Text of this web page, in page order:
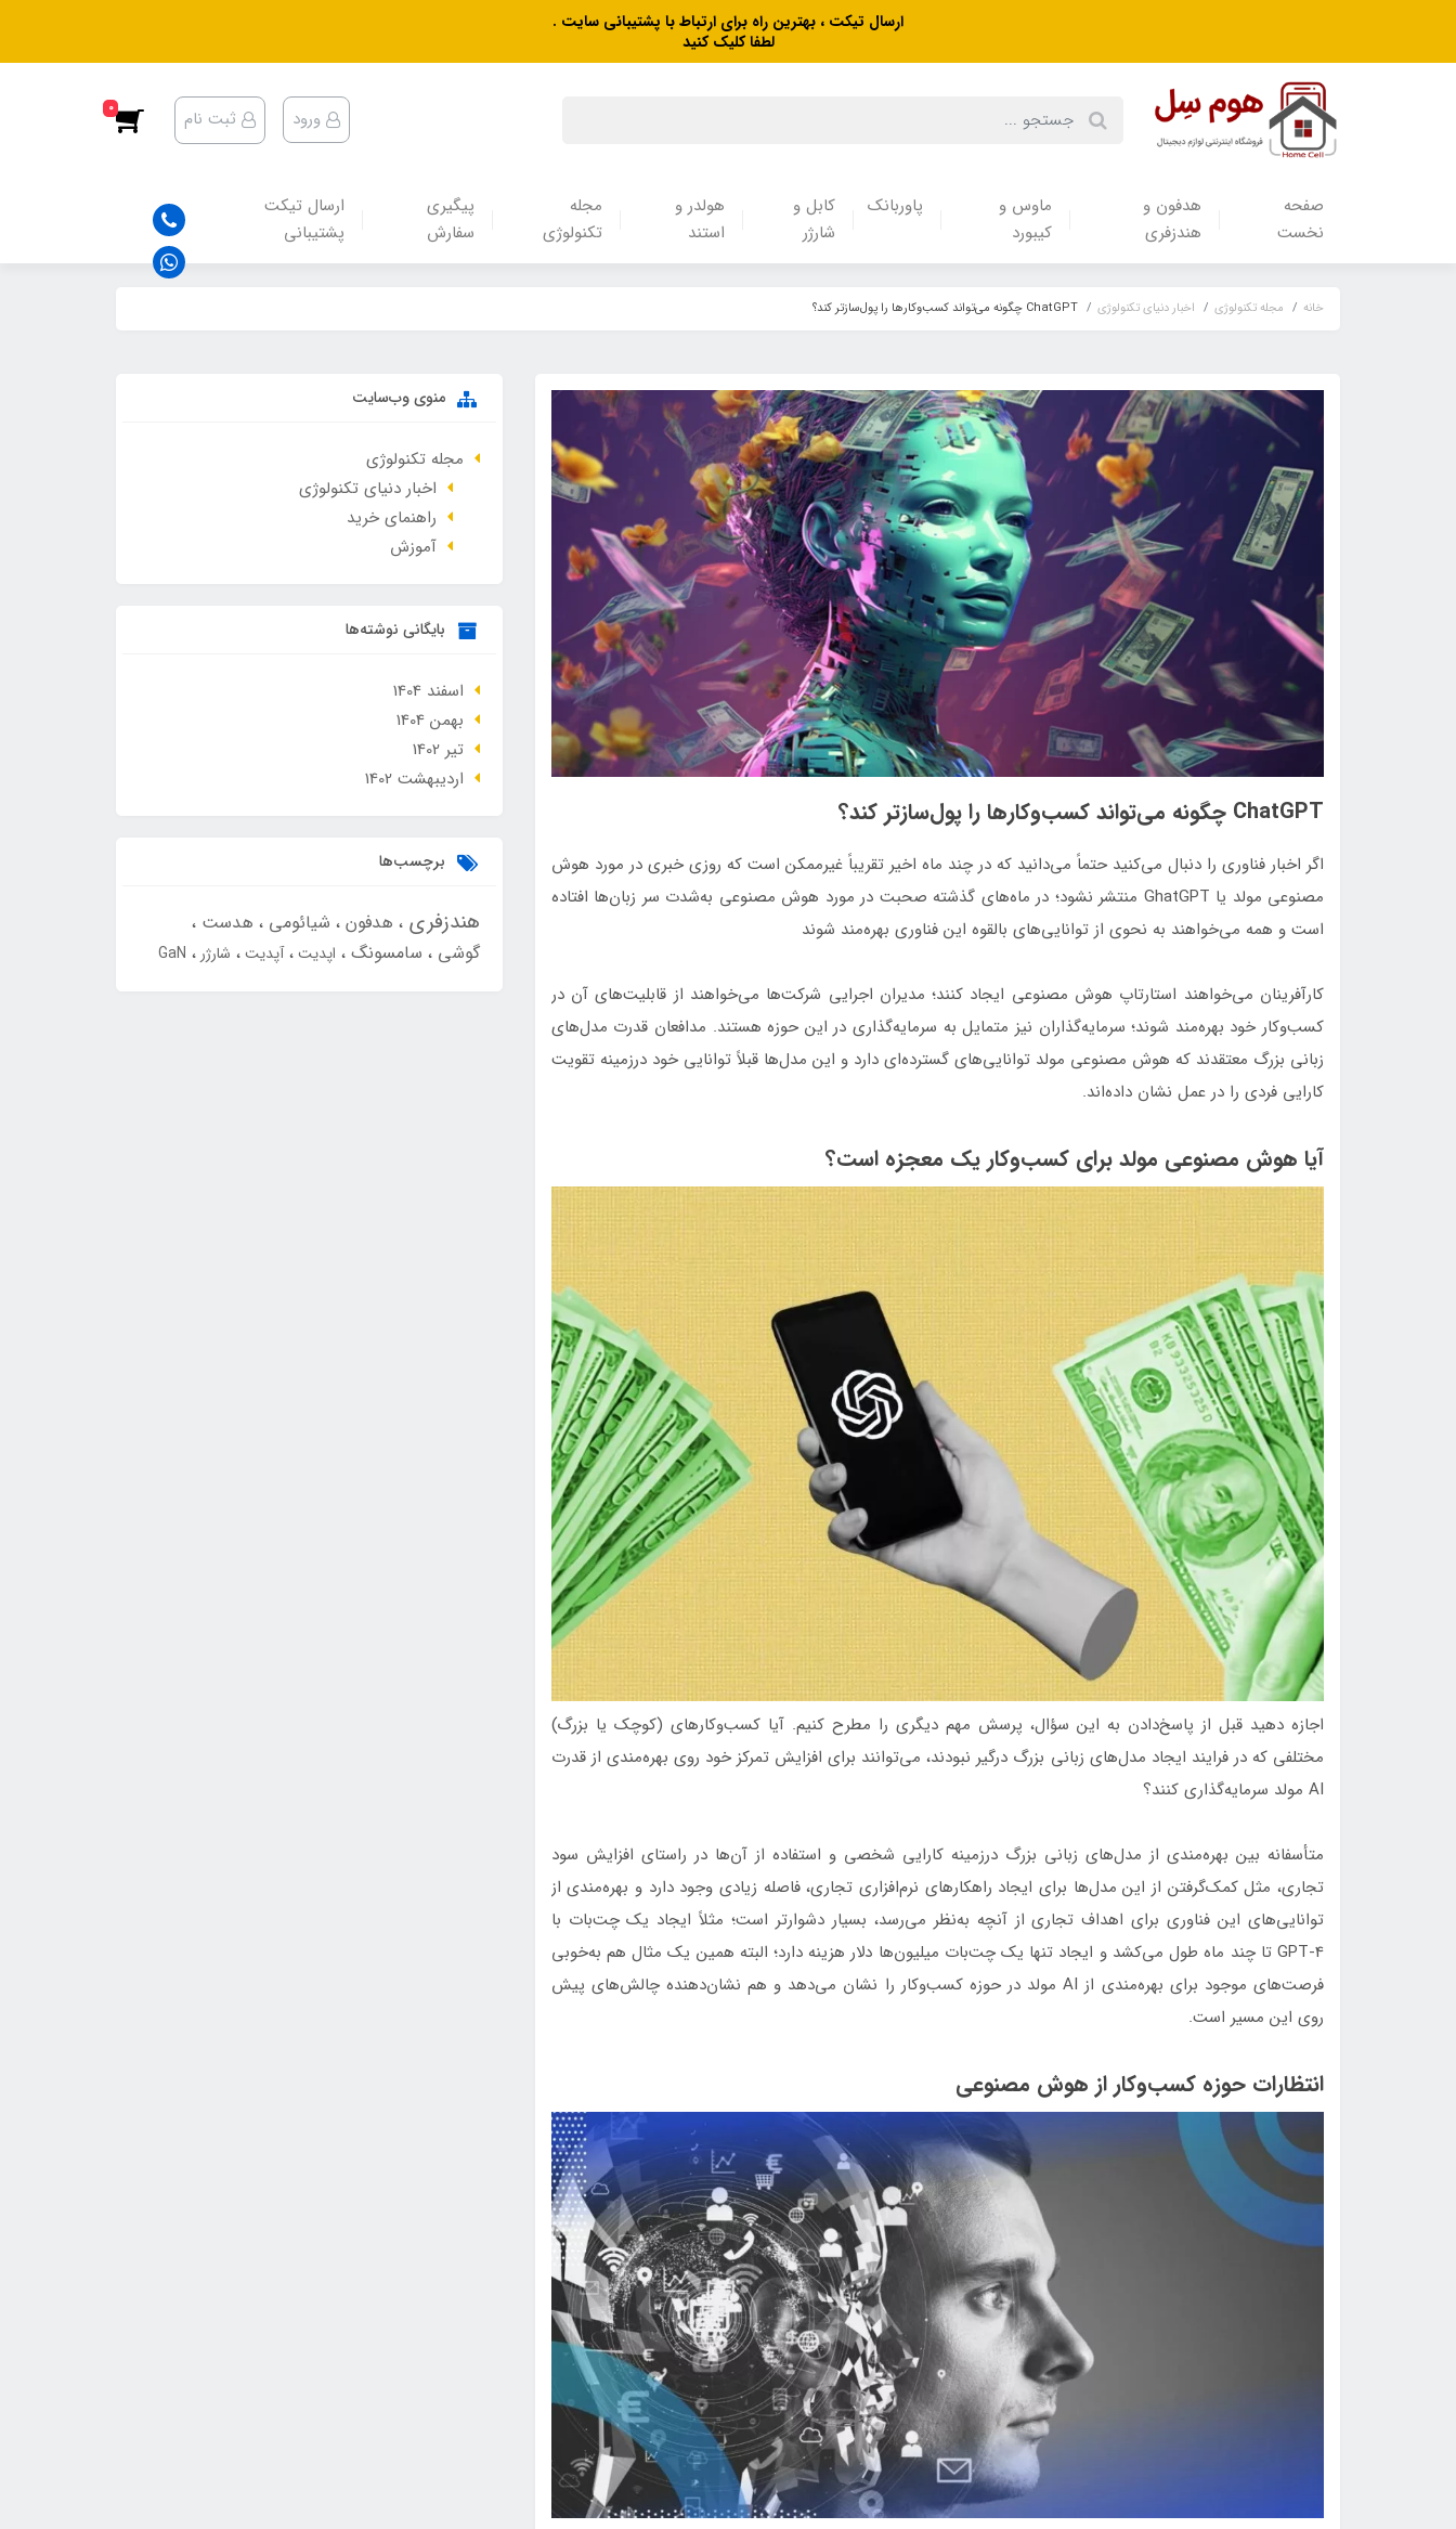
ارسال تیکت ، بهترین راه برای ارتباط با پشتیبانی سایت .
لطفا کلیک کنید
ورود ثبت نام 0
صفحه
نخست
هدفون‌ و‌
هندزفری
ماوس و
کیبورد
پاوربانک
کابل و
شارژر
هولدر و
استند
مجله
تکنولوژی
پیگیری
سفارش
ارسال تیکت
پشتیبانی
خانه مجله تکنولوژی اخبار دنیای تکنولوژی ChatGPT چگونه می‌تواند کسب‌و‌کارها را پول‌ساز‌تر کند؟
ChatGPT چگونه می‌تواند کسب‌و‌کارها را پول‌ساز‌تر کند؟
اگر اخبار فناوری را دنبال می‌کنید حتماً می‌دانید که در چند ماه اخیر تقریباً غیرممکن است که روزی خبری در مورد هوش
مصنوعی مولد یا GhatGPT منتشر نشود؛ در ماه‌های گذشته صحبت در مورد هوش مصنوعی به‌شدت سر زبان‌ها افتاده
است و همه می‌خواهند به نحوی از توانایی‌های بالقوه این فناوری بهره‌مند شوند
کارآفرینان می‌خواهند استارتاپ هوش مصنوعی ایجاد کنند؛ مدیران اجرایی شرکت‌ها می‌خواهند از قابلیت‌های آن در
کسب‌وکار خود بهره‌مند شوند؛ سرمایه‌گذاران نیز متمایل به سرمایه‌گذاری در این حوزه هستند. مدافعان قدرت مدل‌های
زبانی بزرگ معتقدند که هوش مصنوعی مولد توانایی‌های گسترده‌ای دارد و این مدل‌ها قبلاً توانایی خود درزمینه تقویت
کارایی فردی را در عمل نشان داده‌اند.
آیا هوش مصنوعی مولد برای کسب‌وکار یک معجزه است؟
اجازه دهید قبل از پاسخ‌دادن به این سؤال، پرسش مهم دیگری را مطرح کنیم. آیا کسب‌وکارهای (کوچک یا بزرگ)
مختلفی که در فرایند ایجاد مدل‌های زبانی بزرگ درگیر نبودند، می‌توانند برای افزایش تمرکز خود روی بهره‌مندی از قدرت
AI مولد سرمایه‌گذاری کنند؟
متأسفانه بین بهره‌مندی از مدل‌های زبانی بزرگ درزمینه کارایی شخصی و استفاده از آن‌ها در راستای افزایش سود
تجاری، مثل کمک‌گرفتن از این مدل‌ها برای ایجاد راهکارهای نرم‌افزاری تجاری، فاصله زیادی وجود دارد و بهره‌مندی از
توانایی‌های این فناوری برای اهداف تجاری از آنچه به‌نظر می‌رسد، بسیار دشوارتر است؛ مثلاً ایجاد یک چت‌بات با
GPT-4 تا چند ماه طول می‌کشد و ایجاد تنها یک چت‌بات میلیون‌ها دلار هزینه دارد؛ البته همین یک مثال هم به‌خوبی
فرصت‌های موجود برای بهره‌مندی از AI مولد در حوزه کسب‌وکار را نشان می‌دهد و هم نشان‌دهنده چالش‌های پیش
روی این مسیر است.
انتظارات حوزه کسب‌وکار از هوش مصنوعی
منوی وب‌سایت
مجله تکنولوژی
اخبار دنیای تکنولوژی
راهنمای خرید
آموزش
بایگانی نوشته‌ها
اسفند 1404
بهمن 1404
تير 1402
ارديبهشت 1402
برچسب‌ها
هندزفری هدفون شیائومی هدست
گوشی سامسونگ اپدیت آپدیت شارژر GaN